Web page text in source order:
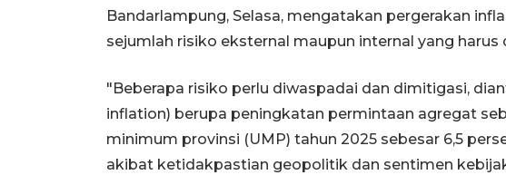
Bandarlampung, Selasa, mengatakan pergerakan
sejumlah risiko eksternal maupun internal yang harus
"Beberapa risiko perlu diwaspadai dan dimitigasi,
inflation) berupa peningkatan permintaan agregat
minimum provinsi (UMP) tahun 2025 sebesar 6,5
akibat ketidakpastian geopolitik dan sentimen